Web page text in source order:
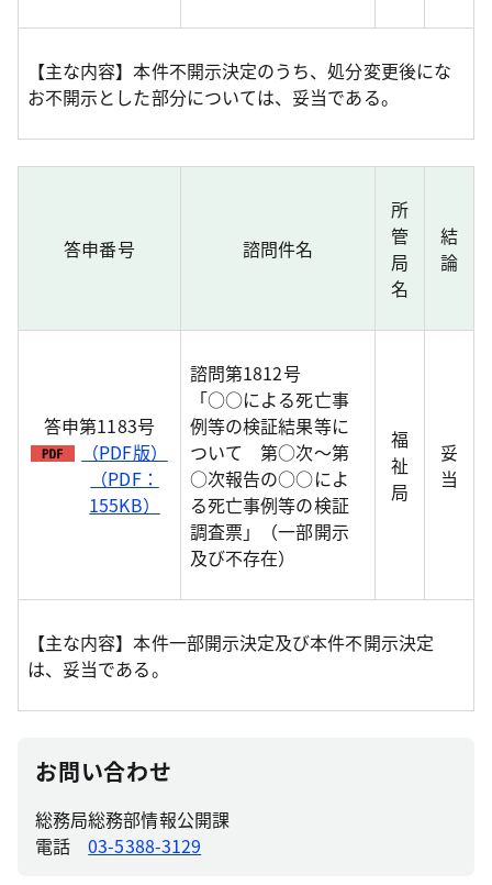
【主な内容】本件不開示決定のうち、処分変更後にな
お不開示とした部分については、妥当である。
答申番号 諮問件名
所
管
局
名
結
論
答申第1183号
（PDF版）
（PDF：
155KB）
諮問第1812号
「○○による死亡事
例等の検証結果等に
ついて 第○次～第
○次報告の○○によ
る死亡事例等の検証
調査票」（一部開示
及び不存在）
福
祉
局
妥
当
【主な内容】本件一部開示決定及び本件不開示決定
は、妥当である。
お問い合わせ
総務局総務部情報公開課
電話03-5388-3129